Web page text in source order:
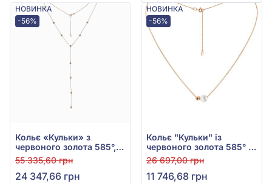
НОВИНКА
-56%
Кольє «Кульки» з
червоного золота 585°,
арт. 860485
55 335,60 грн
24 347,66 грн
НОВИНКА
-56%
Кольє "Кульки" із
червоного золота 585° з
перлами, арт. 860648
26 697,00 грн
11 746,68 грн